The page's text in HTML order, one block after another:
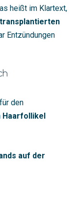
heißt im Klartext,
transplantierten
Entzündungen
den
Haarfollikel
auf der